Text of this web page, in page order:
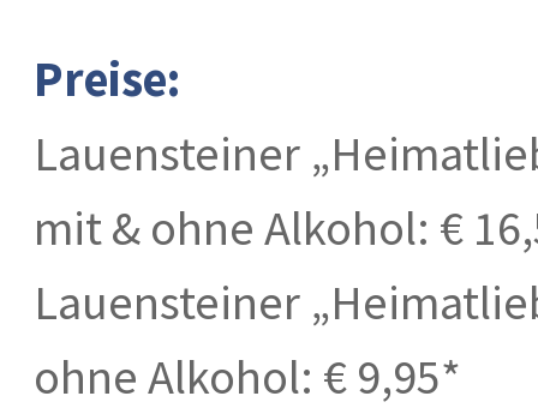
Preise:
Lauensteiner
mit & ohne Alkohol: €
Lauensteiner
ohne Alkohol: € 9,95*